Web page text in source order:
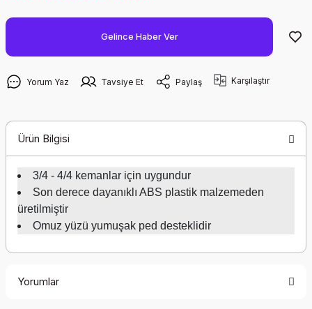
Gelince Haber Ver
Yorum Yaz Tavsiye Et Paylaş Karşılaştır
Ürün Bilgisi
3/4 - 4/4 kemanlar için uygundur
Son derece dayanıklı ABS plastik malzemeden
üretilmiştir
Omuz yüzü yumuşak ped desteklidir
Yorumlar